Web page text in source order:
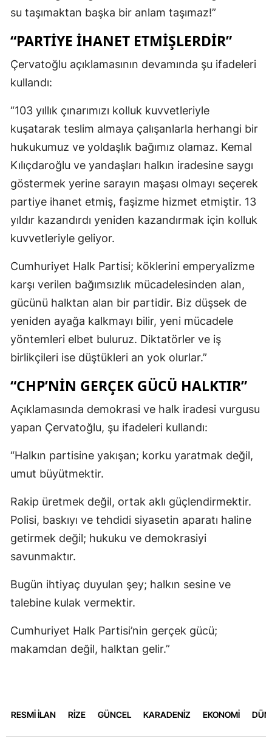
su taşımaktan başka bir anlam taşımaz!”
“PARTIYE IHANET ETMIŞLERDIR”
Çervatoğlu açıklamasının devamında şu ifadeleri
kullandı:
“103 yıllık çınarımızı kolluk kuvvetleriyle
kuşatarak teslim almaya çalışanlarla herhangi bir
hukukumuz ve yoldaşlık bağımız olamaz. Kemal
Kılıçdaroğlu ve yandaşları halkın iradesine saygı
göstermek yerine sarayın maşası olmayı seçerek
partiye ihanet etmiş, faşizme hizmet etmiştir. 13
yıldır kazandırdı yeniden kazandırmak için kolluk
kuvvetleriyle geliyor.
Cumhuriyet Halk Partisi; köklerini emperyalizme
karşı verilen bağımsızlık mücadelesinden alan,
gücünü halktan alan bir partidir. Biz düşsek de
yeniden ayağa kalkmayı bilir, yeni mücadele
yöntemleri elbet buluruz. Diktatörler ve iş
birlikçileri ise düştükleri an yok olurlar.”
“CHP’NIN GERÇEK GÜCÜ HALKTIR”
Açıklamasında demokrasi ve halk iradesi vurgusu
yapan Çervatoğlu, şu ifadeleri kullandı:
“Halkın partisine yakışan; korku yaratmak değil,
umut büyütmektir.
Rakip üretmek değil, ortak aklı güçlendirmektir.
Polisi, baskıyı ve tehdidi siyasetin aparatı haline
getirmek değil; hukuku ve demokrasiyi
savunmaktır.
Bugün ihtiyaç duyulan şey; halkın sesine ve
talebine kulak vermektir.
Cumhuriyet Halk Partisi’nin gerçek gücü;
makamdan değil, halktan gelir.”
RESMİ İLAN RİZE GÜNCEL KARADENİZ EKONOMİ